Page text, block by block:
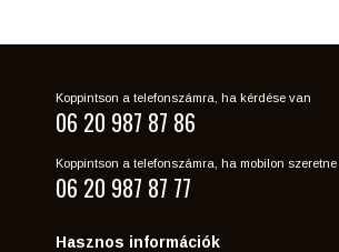
Koppintson a telefonszámra, ha kérdése van
06 20 987 87 86
Koppintson a telefonszámra, ha mobilon
06 20 987 87 77
Hasznos információk